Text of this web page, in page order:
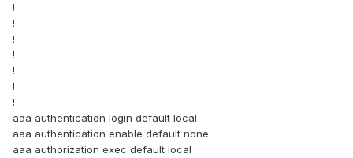
!
!
!
!
!
!
!
aaa authentication login default local
aaa authentication enable default none
aaa authorization exec default local